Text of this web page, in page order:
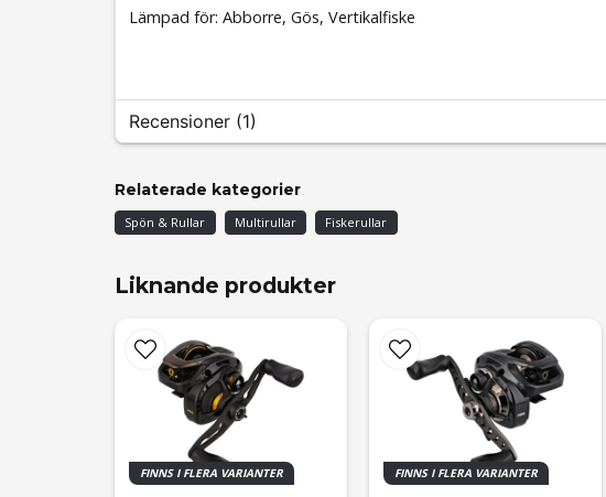
Lämpad för: Abborre, Gös, Vertikalfiske
Recensioner (1)
Stefan
Relaterade kategorier
Spön & Rullar Multirullar Fiskerullar
Liknande produkter
FINNS I FLERA VARIANTER FINNS I FLERA VARIANTER